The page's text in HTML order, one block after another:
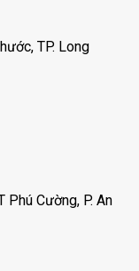
TP. Long
Cường, P. An